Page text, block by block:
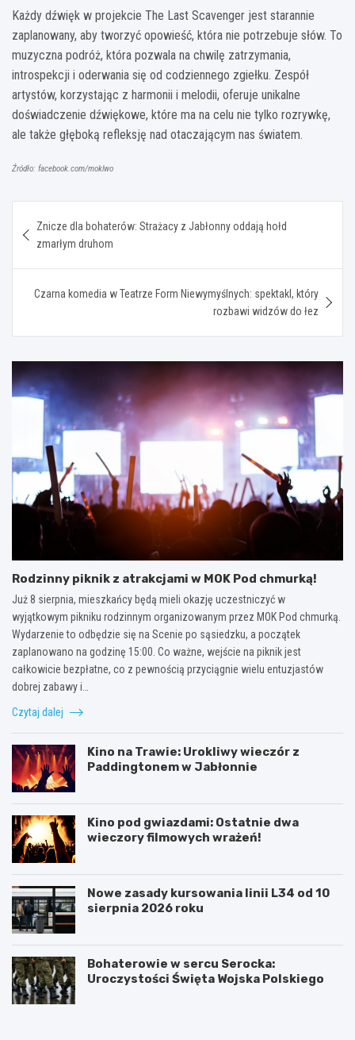
Każdy dźwięk w projekcie The Last Scavenger jest starannie
zaplanowany, aby tworzyć opowieść, która nie potrzebuje słów. To
muzyczna podróż, która pozwala na chwilę zatrzymania,
introspekcji i oderwania się od codziennego zgiełku. Zespół
artystów, korzystając z harmonii i melodii, oferuje unikalne
doświadczenie dźwiękowe, które ma na celu nie tylko rozrywkę,
ale także głęboką refleksję nad otaczającym nas światem.
Źródło: facebook.com/moklwo
wpisu
Znicze dla bohaterów: Strażacy z Jabłonny oddają hołd
zmarłym druhom
Czarna komedia w Teatrze Form Niewymyślnych: spektakl, który
rozbawi widzów do łez
Rodzinny piknik z atrakcjami w MOK Pod chmurką!
Już 8 sierpnia, mieszkańcy będą mieli okazję uczestniczyć w
wyjątkowym pikniku rodzinnym organizowanym przez MOK Pod chmurką.
Wydarzenie to odbędzie się na Scenie po sąsiedzku, a początek
zaplanowano na godzinę 15:00. Co ważne, wejście na piknik jest
całkowicie bezpłatne, co z pewnością przyciągnie wielu entuzjastów
dobrej zabawy i…
Czytaj dalej
Kino na Trawie: Urokliwy wieczór z
Paddingtonem w Jabłonnie
Kino pod gwiazdami: Ostatnie dwa
wieczory filmowych wrażeń!
Nowe zasady kursowania linii L34 od 10
sierpnia 2026 roku
Bohaterowie w sercu Serocka:
Uroczystości Święta Wojska Polskiego